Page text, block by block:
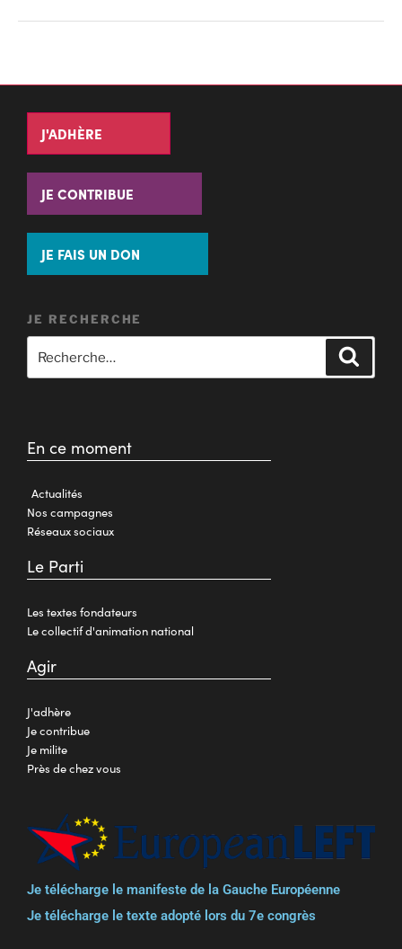
J'ADHÈRE
JE CONTRIBUE
JE FAIS UN DON
JE RECHERCHE
En ce moment
Actualités
Nos campagnes
Réseaux sociaux
Le Parti
Les textes fondateurs
Le collectif d'animation national
Agir
J'adhère
Je contribue
Je milite
Près de chez vous
Je télécharge le manifeste de la Gauche Européenne
Je télécharge le texte adopté lors du 7e congrès